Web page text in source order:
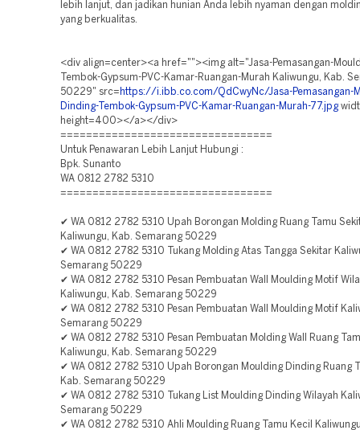
lebih lanjut, dan jadikan hunian Anda lebih nyaman dengan
yang berkualitas.
<div align=center><a href=""><img alt="Jasa-Pemasangan-
Tembok-Gypsum-PVC-Kamar-Ruangan-Murah Kaliwungu, Kab.
50229" src= https://i.ibb.co.com/QdCwyNc/Jasa-Pemasangan-
Dinding-Tembok-Gypsum-PVC-Kamar-Ruangan-Murah-77.jpg
height=400></a></div>
=================================
Untuk Penawaran Lebih Lanjut Hubungi :
Bpk. Sunanto
WA 0812 2782 5310
=================================
✔ WA 0812 2782 5310 Upah Borongan Molding Ruang Tamu
Kaliwungu, Kab. Semarang 50229
✔ WA 0812 2782 5310 Tukang Molding Atas Tangga Sekitar
Semarang 50229
✔ WA 0812 2782 5310 Pesan Pembuatan Wall Moulding Motif
Kaliwungu, Kab. Semarang 50229
✔ WA 0812 2782 5310 Pesan Pembuatan Wall Moulding Motif
Semarang 50229
✔ WA 0812 2782 5310 Pesan Pembuatan Molding Wall Ruang
Kaliwungu, Kab. Semarang 50229
✔ WA 0812 2782 5310 Upah Borongan Moulding Dinding Ruang
Kab. Semarang 50229
✔ WA 0812 2782 5310 Tukang List Moulding Dinding Wilayah
Semarang 50229
✔ WA 0812 2782 5310 Ahli Moulding Ruang Tamu Kecil